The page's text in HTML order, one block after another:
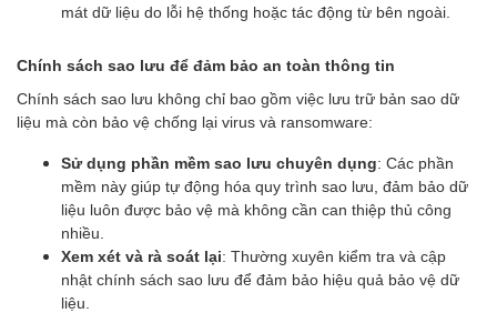
mát dữ liệu do lỗi hệ thống hoặc tác động từ bên ngoài.
Chính sách sao lưu để đảm bảo an toàn thông tin
Chính sách sao lưu không chỉ bao gồm việc lưu trữ bản sao dữ
liệu mà còn bảo vệ chống lại virus và ransomware:
Sử dụng phần mềm sao lưu chuyên dụng: Các phần
mềm này giúp tự động hóa quy trình sao lưu, đảm bảo dữ
liệu luôn được bảo vệ mà không cần can thiệp thủ công
nhiều.
Xem xét và rà soát lại: Thường xuyên kiểm tra và cập
nhật chính sách sao lưu để đảm bảo hiệu quả bảo vệ dữ
liệu.